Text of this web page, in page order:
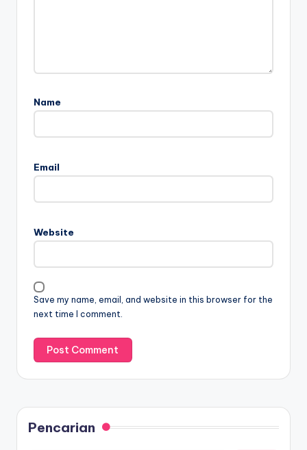
Name
Email
Website
Save my name, email, and website in this browser for the
next time I comment.
Pencarian